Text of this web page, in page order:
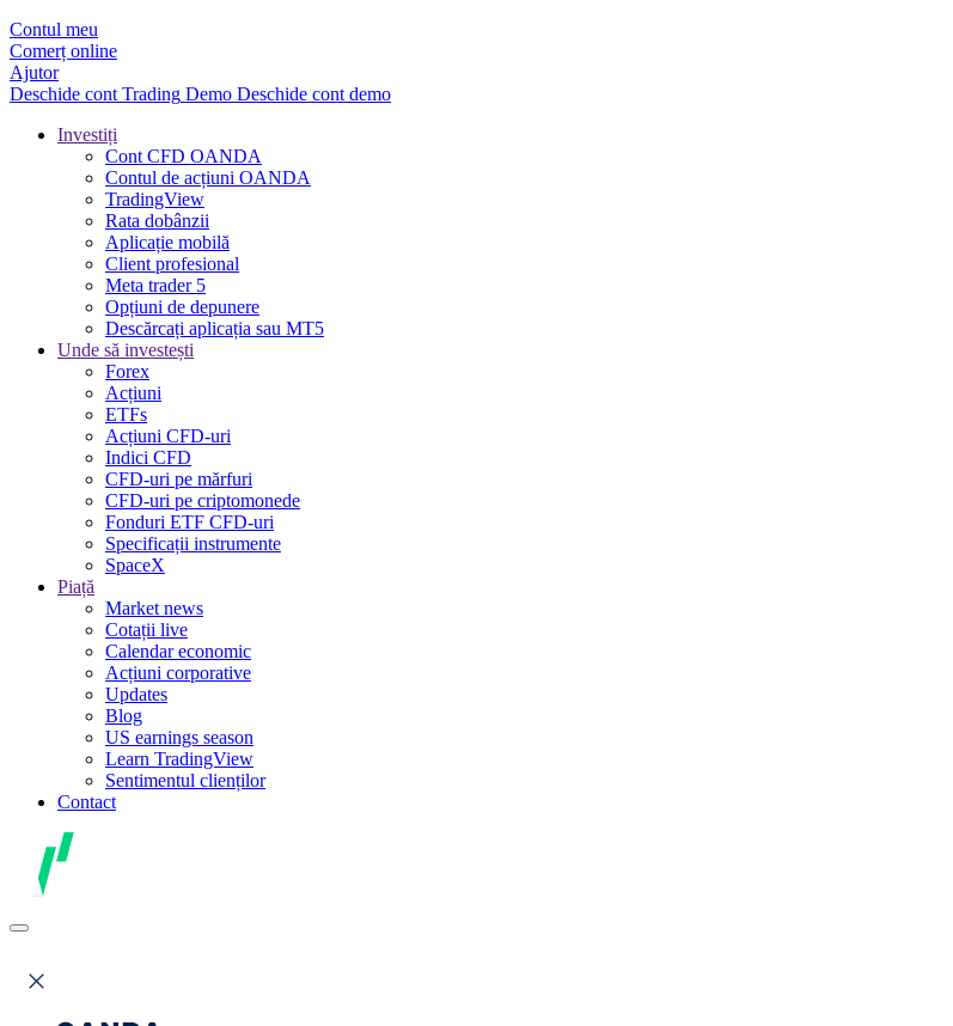
Contul meu
Comerț online
Ajutor
Deschide cont Trading Demo Deschide cont demo
Investiți
Cont CFD OANDA
Contul de acțiuni OANDA
TradingView
Rata dobânzii
Aplicație mobilă
Client profesional
Meta trader 5
Opțiuni de depunere
Descărcați aplicația sau MT5
Unde să investești
Forex
Acțiuni
ETFs
Acțiuni CFD-uri
Indici CFD
CFD-uri pe mărfuri
CFD-uri pe criptomonede
Fonduri ETF CFD-uri
Specificații instrumente
SpaceX
Piață
Market news
Cotații live
Calendar economic
Acțiuni corporative
Updates
Blog
US earnings season
Learn TradingView
Sentimentul clienților
Contact